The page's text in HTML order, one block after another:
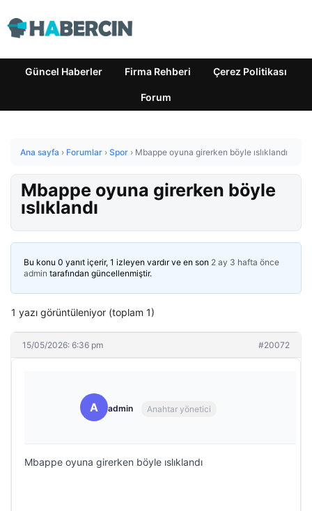
Güncel Haberler Firma Rehberi Çerez Politikası
Forum
Ana sayfa › Forumlar › Spor › Mbappe oyuna girerken böyle ıslıklandı
Mbappe oyuna girerken böyle
ıslıklandı
Bu konu 0 yanıt içerir, 1 izleyen vardır ve en son 2 ay 3 hafta önce
admin tarafından güncellenmiştir.
1 yazı görüntüleniyor (toplam 1)
15/05/2026: 6:36 pm #20072
A admin Anahtar yönetici
Mbappe oyuna girerken böyle ıslıklandı